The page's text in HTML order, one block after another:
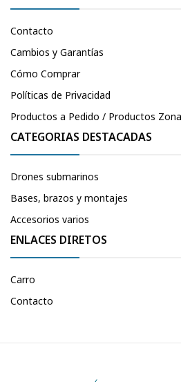
Contacto
Cambios y Garantías
Cómo Comprar
Políticas de Privacidad
Productos a Pedido / Productos
CATEGORIAS DESTACADAS
Drones submarinos
Bases, brazos y montajes
Accesorios varios
ENLACES DIRETOS
Carro
Contacto